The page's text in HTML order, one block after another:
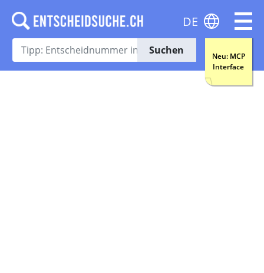
Suchen
Neu: MCP
Interface
DE